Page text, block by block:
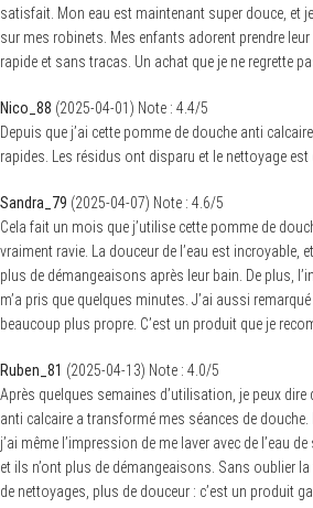
satisfait. Mon eau est maintenant super douce, et
sur mes robinets. Mes enfants adorent prendre
rapide et sans tracas. Un achat que je ne regrette
Nico_88 (2025-04-01) Note : 4.4/5
Depuis que j’ai cette pomme de douche anti
rapides. Les résidus ont disparu et le nettoyage est
Sandra_79 (2025-04-07) Note : 4.6/5
Cela fait un mois que j’utilise cette pomme de
vraiment ravie. La douceur de l’eau est incroyable,
plus de démangeaisons après leur bain. De plus,
m’a pris que quelques minutes. J’ai aussi
beaucoup plus propre. C’est un produit que je
Ruben_81 (2025-04-13) Note : 4.0/5
Après quelques semaines d’utilisation, je peux
anti calcaire a transformé mes séances de douche.
j’ai même l’impression de me laver avec de l’eau
et ils n’ont plus de démangeaisons. Sans oublier
de nettoyages, plus de douceur : c’est un produit